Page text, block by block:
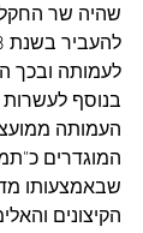
שהיה שר
לעמותה ובכך
בנוסף
העמותה
המוגדרים
שבאמצעותו
הקיצונים